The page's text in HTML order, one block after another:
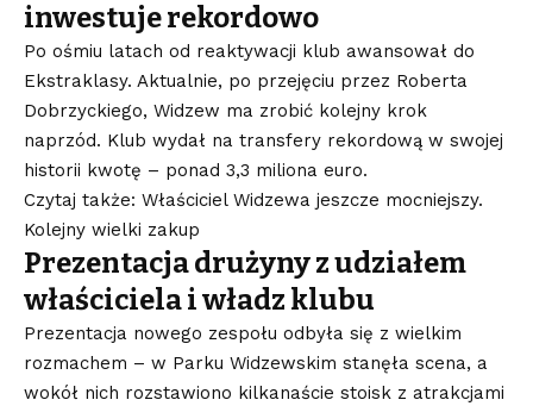
inwestuje rekordowo
Po ośmiu latach od reaktywacji klub awansował do
Ekstraklasy. Aktualnie, po przejęciu przez Roberta
Dobrzyckiego, Widzew ma zrobić kolejny krok
naprzód. Klub wydał na transfery rekordową w swojej
historii kwotę – ponad 3,3 miliona euro.
Czytaj także: Właściciel Widzewa jeszcze mocniejszy.
Kolejny wielki zakup
Prezentacja drużyny z udziałem
właściciela i władz klubu
Prezentacja nowego zespołu odbyła się z wielkim
rozmachem – w Parku Widzewskim stanęła scena, a
wokół nich rozstawiono kilkanaście stoisk z atrakcjami